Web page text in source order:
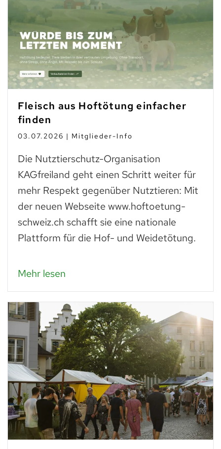
Fleisch aus Hoftötung einfacher
finden
03.07.2026 | Mitglieder-Info
Die Nutztierschutz-Organisation
KAGfreiland geht einen Schritt weiter für
mehr Respekt gegenüber Nutztieren: Mit
der neuen Webseite www.hoftoetung-
schweiz.ch schafft sie eine nationale
Plattform für die Hof- und Weidetötung.
Mehr lesen